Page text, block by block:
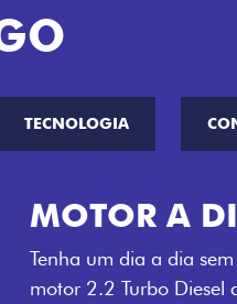
TECNOLOGIA
MOTOR A
Tenha um dia a dia
motor 2.2 Turbo